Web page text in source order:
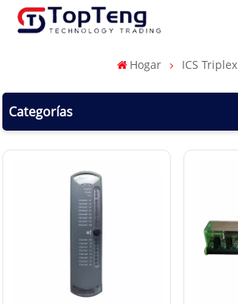
Hogar ICS Triplex
Categorías